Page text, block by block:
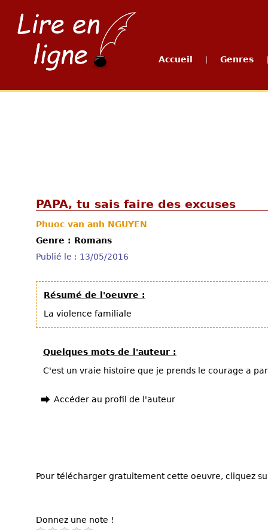
Accueil Genres
PAPA, tu sais faire des excuses
Phuoc van anh NGUYEN
Genre : Romans
Publié le : 13/05/2016
Résumé de l'oeuvre :
La violence familiale
Quelques mots de l'auteur :
C'est un vraie histoire que je prends le courage a
Accéder au profil de l'auteur
Pour télécharger gratuitement cette oeuvre, cliquez
Donnez une note !